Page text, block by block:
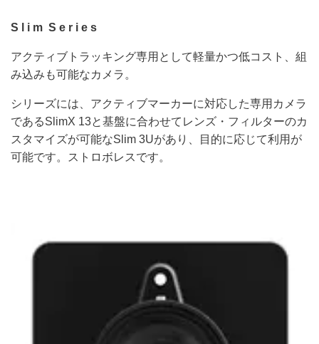
S l i m S e r i e s
アクティブトラッキング専用として軽量かつ低コスト、組
み込みも可能なカメラ。
シリーズには、アクティブマーカーに対応した専用カメラ
であるSlimX 13と基盤に合わせてレンズ・フィルターのカ
スタマイズが可能なSlim 3Uがあり、目的に応じて利用が
可能です。ストロボレスです。